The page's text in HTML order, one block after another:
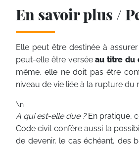
En savoir plus /
Elle peut être destinée à assurer
peut-elle être verséeau titre du
même, elle ne doit pas être
niveau de vie liée à la rupture du
\n
A qui est-elle due ?En pratique,
Code civil confère aussi la
de devenir, le cas échéant, des